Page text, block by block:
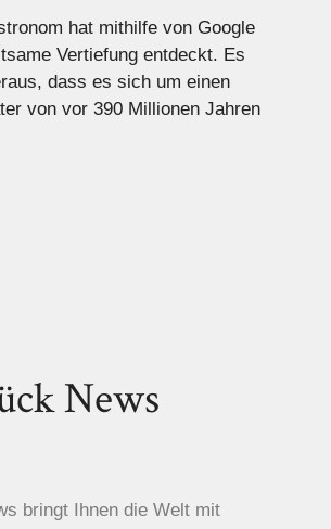
hat mithilfe von Google
Vertiefung entdeckt. Es
dass es sich um einen
von vor 390 Millionen Jahren
News
bringt Ihnen die Welt mit